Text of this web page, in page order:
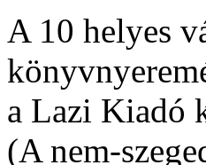
A 10 helyes
a Lazi Kiadó
(A nem-